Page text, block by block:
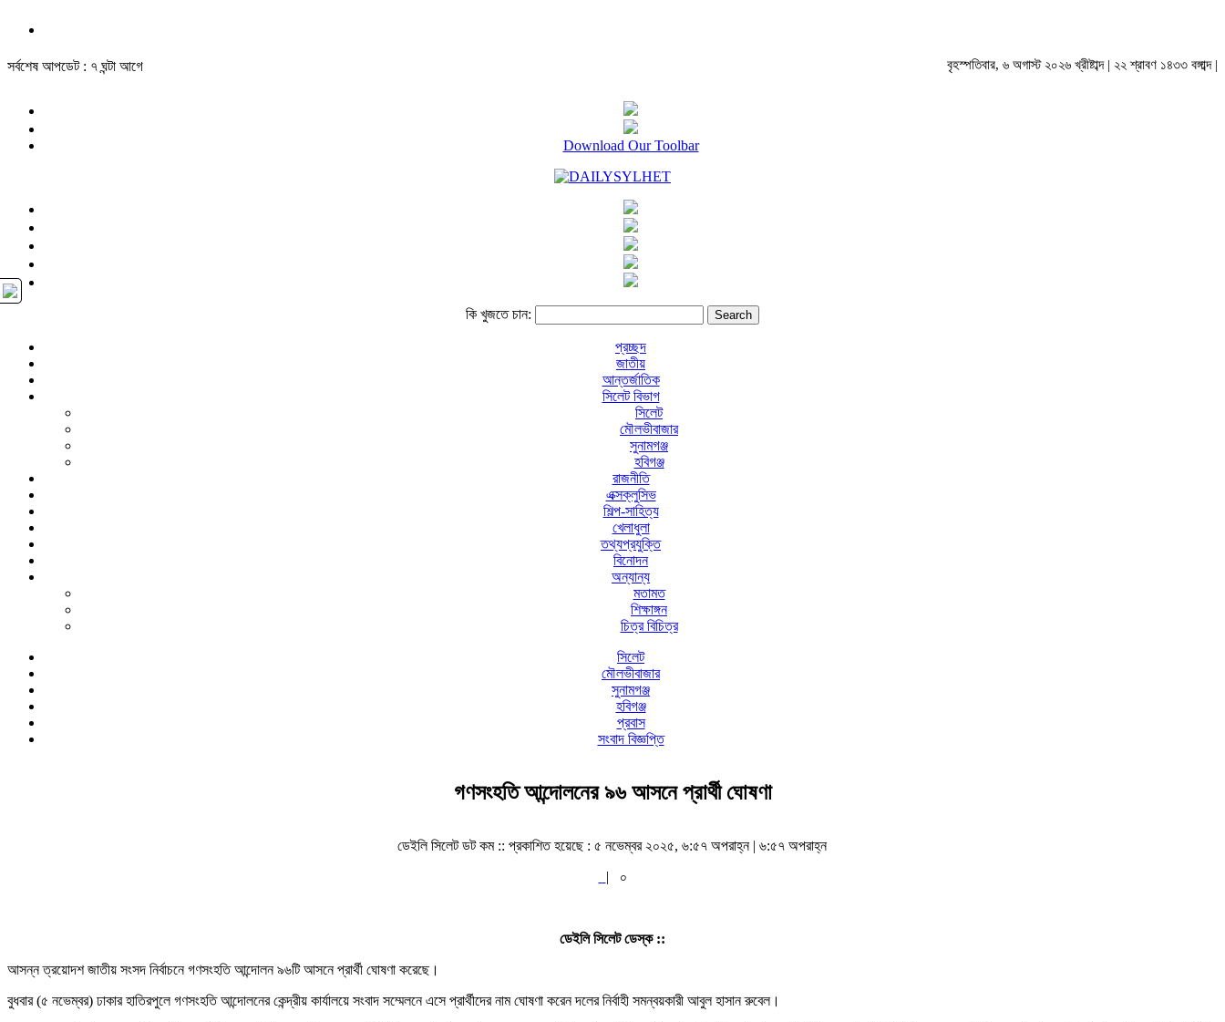
সর্বশেষ আপডেট : ৭ ঘন্টা আগে বৃহস্পতিবার, ৬ অগাস্ট ২০২৬ খ্রীষ্টাব্দ | ২২ শ্রাবণ ১৪৩৩ বঙ্গাব্দ |
Download Our Toolbar
কি খুজতে চান:
প্রচ্ছদ
জাতীয়
আন্তর্জাতিক
সিলেট বিভাগ
সিলেট
মৌলভীবাজার
সুনামগঞ্জ
হবিগঞ্জ
রাজনীতি
এক্সক্লুসিভ
শিল্প-সাহিত্য
খেলাধুলা
তথ্যপ্রযুক্তি
বিনোদন
অন্যান্য
মতামত
শিক্ষাঙ্গন
চিত্র বিচিত্র
সিলেট
মৌলভীবাজার
সুনামগঞ্জ
হবিগঞ্জ
প্রবাস
সংবাদ বিজ্ঞপ্তি
গণসংহতি আন্দোলনের ৯৬ আসনে প্রার্থী ঘোষণা
ডেইলি সিলেট ডট কম ::প্রকাশিত হয়েছে : ৫ নভেম্বর ২০২৫, ৬:৫৭ অপরাহ্ন | ৬:৫৭ অপরাহ্ন
|
০
ডেইলি সিলেট ডেস্ক ::
আসন্ন ত্রয়োদশ জাতীয় সংসদ নির্বাচনে গণসংহতি আন্দোলন ৯৬টি আসনে প্রার্থী ঘোষণা করেছে।
বুধবার (৫ নভেম্বর) ঢাকার হাতিরপুলে গণসংহতি আন্দোলনের কেন্দ্রীয় কার্যালয়ে সংবাদ সম্মেলনে এসে প্রার্থীদের নাম ঘোষণা করেন দলের নির্বাহী সমন্বয়কারী আবুল হাসান রুবেল।